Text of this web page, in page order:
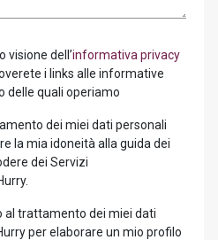
visione dell’informativa privacy
i links alle informative
delle quali operiamo
dei miei dati personali
la mia idoneità alla guida dei
dei Servizi
al trattamento dei miei dati
per elaborare un mio profilo